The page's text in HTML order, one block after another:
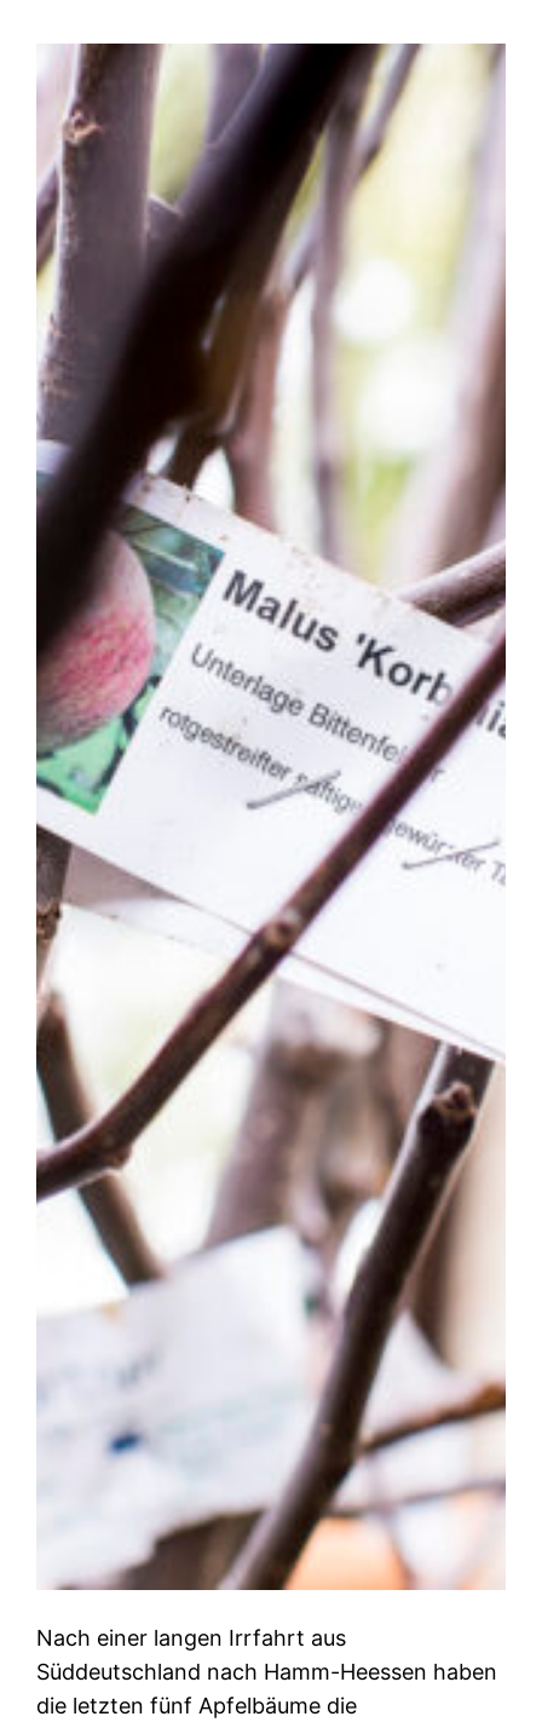
Nach einer langen Irrfahrt aus
Süddeutschland nach Hamm-Heessen haben
die letzten fünf Apfelbäume die